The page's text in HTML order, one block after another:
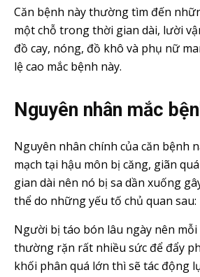
Căn bệnh này thường tìm đến
một chỗ trong thời gian dài, lười
đồ cay, nóng, đồ khô và phụ nữ
lệ cao mắc bệnh này.
Nguyên nhân mắc
Nguyên nhân chính của căn bệnh
mạch tại hậu môn bị căng, giãn
gian dài nên nó bị sa dần xuống
thể do những yếu tố chủ quan sau:
Người bị táo bón lâu ngày nên
thường rặn rất nhiều sức để đẩy
khối phân quá lớn thì sẽ tác động